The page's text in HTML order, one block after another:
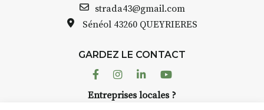
Bernard TURLE Le Fumoir n’est
pas une galerie permanente.
AuzonToujours organise
dans le village. Des artistes et
caves, les granges d’Auzon. Le
strada43@gmail.com
Sénéol 43260 QUEYRIERES
GARDEZ LE CONTACT
FacebookInstagram
LinkedinYoutube
Entreprises locales ?